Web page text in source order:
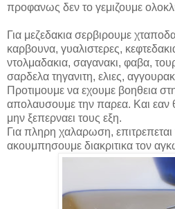
προφανως δεν το γεμιζουμε
Για μεζεδακια σερβιρουμε
καρβουνα, γυαλιστερες,
ντολμαδακια, σαγανακι, φαβα,
σαρδελα τηγανιτη, ελιες,
Προτιμουμε να εχουμε βοηθεια
απολαυσουμε την παρεα. Και εαν
μην ξεπερναει τους εξη.
Για πληρη χαλαρωση,
ακουμπησουμε διακριτικα τον